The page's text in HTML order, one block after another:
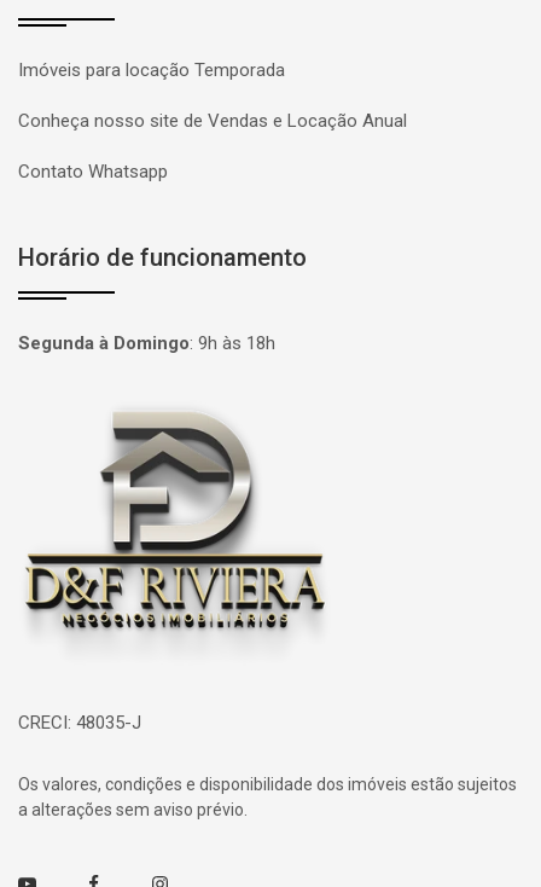
Imóveis para locação Temporada
Conheça nosso site de Vendas e Locação Anual
Contato Whatsapp
Horário de funcionamento
Segunda à Domingo: 9h às 18h
Página inicial
CRECI: 48035-J
Os valores, condições e disponibilidade dos imóveis estão sujeitos
a alterações sem aviso prévio.